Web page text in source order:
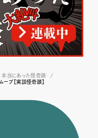
本当にあった怪奇談
ーブ【実話怪奇談】